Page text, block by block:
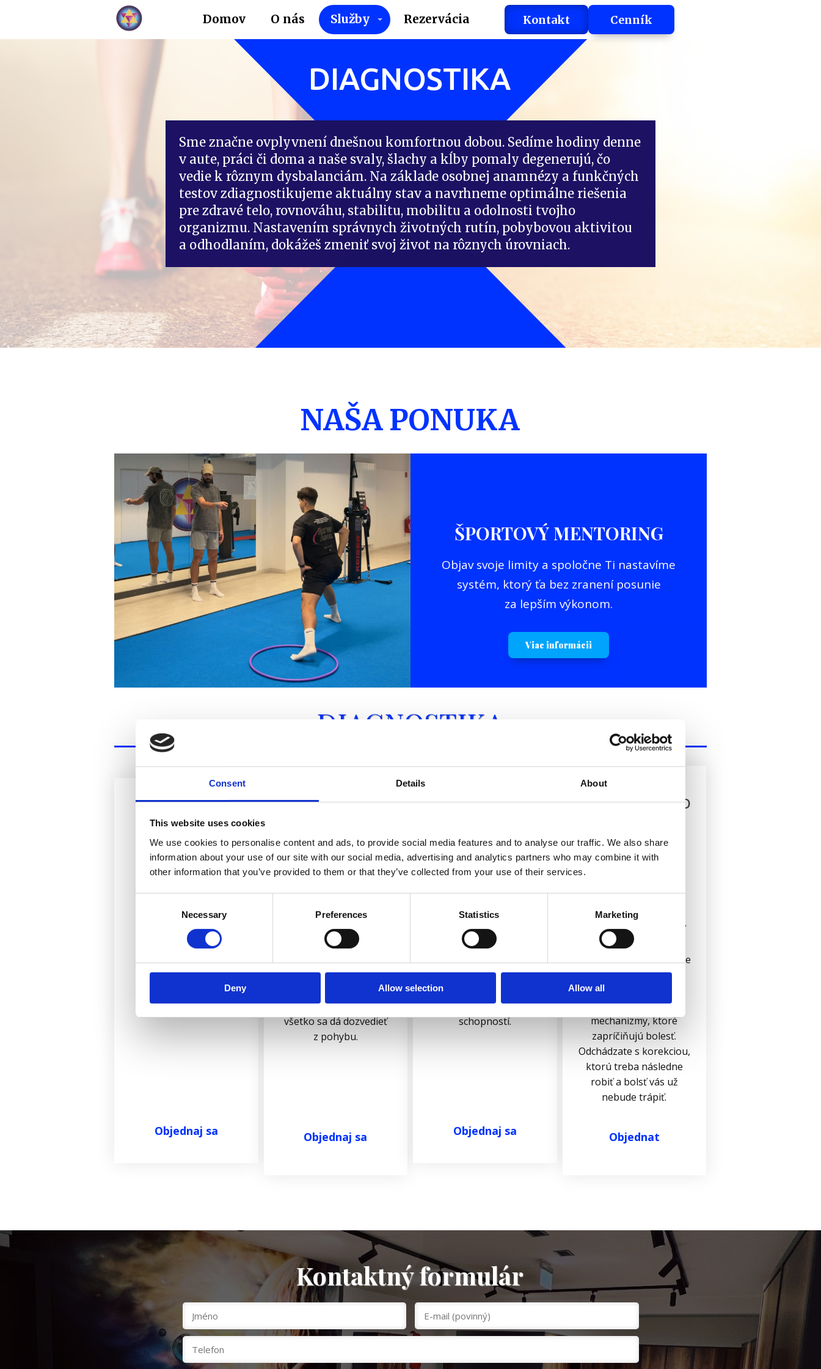
Consent Details About
This website uses cookies
We use cookies to personalise content and ads, to provide social media features and to analyse our traffic. We also share
information about your use of our site with our social media, advertising and analytics partners who may combine it with
other information that you’ve provided to them or that they’ve collected from your use of their services.
Necessary Preferences Statistics Marketing
Deny Allow selection Allow all
Domov O nás Služby Rezervácia Kontakt Cenník
DIAGNOSTIKA
Sme značne ovplyvnení dnešnou komfortnou dobou. Sedíme hodiny denne
v aute, práci či doma a naše svaly, šlachy a kĺby pomaly degenerujú, čo
vedie k rôznym dysbalanciám. Na základe osobnej anamnézy a funkčných
testov zdiagnostikujeme aktuálny stav a navrhneme optimálne riešenia
pre zdravé telo, rovnováhu, stabilitu, mobilitu a odolnosti tvojho
organizmu. Nastavením správnych životných rutín, pobybovou aktivitou
a odhodlaním, dokážeš zmeniť svoj život na rôznych úrovniach.
NAŠA PONUKA
ŠPORTOVÝ MENTORING
Objav svoje limity a spoločne Ti nastavíme
systém, ktorý ťa bez zranení posunie
za lepším výkonom.
Viac informácii
DIAGNOSTIKA
ŠTART
110
79 eur
a vyhodnotením
aktuálneho stavu
mobility, stability, sily
ako aj chôdze.
Objednaj sa
ŠTANDART
99 eur
NAJPOPULÁRNEJŠIE
s konzultáciou
a následným vytvorením
pohybového programu.
Dozvieš sa o sebe
z tvojho pohybového
prejavu viac ako by si
myslel. Prekvapí ťa čo
všetko sa dá dozvedieť
z pohybu.
Objednaj sa
ŠPORT
180 eur
sily, výšky výskoku,
šprintu, zmeny smeru
ako aj techniky behu
a bežeckých cvičení
spolu s vytvorením
adekvátneho programu
na zlepšenie vybraných
schopností.
Objednaj sa
ŠPECIÁL Fyzio
bolesti
99 eur
NAJPOPULÁRNEJŠIE
Pomôžeme vám zbaviť
sa bolesti. Pri
diagnostike nachádzame
zmenu v pohybovom
vzorci alebo tzv.
kompenzačné
mechanizmy, ktoré
zapríčiňujú bolesť.
Odchádzate s korekciou,
ktorú treba následne
robiť a bolsť vás už
nebude trápiť.
Objednat
Kontaktný formulár